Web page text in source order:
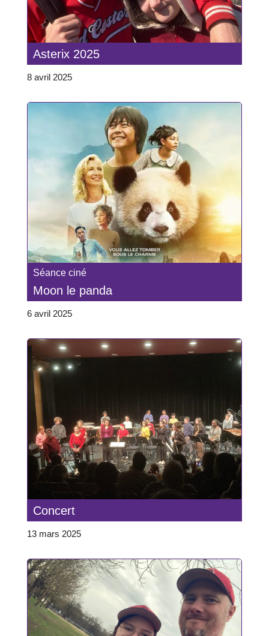
Asterix 2025
8 avril 2025
Séance ciné
Moon le panda
6 avril 2025
Concert
13 mars 2025